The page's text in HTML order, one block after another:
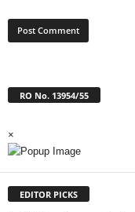
RO No. 13954/55
×
EDITOR PICKS